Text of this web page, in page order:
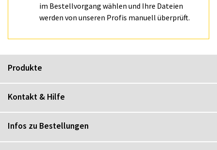
im Bestellvorgang wählen und Ihre Dateien
werden von unseren Profis manuell überprüft.
Produkte
Kontakt & Hilfe
Infos zu Bestellungen